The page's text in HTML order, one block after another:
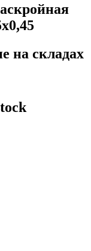
на складах